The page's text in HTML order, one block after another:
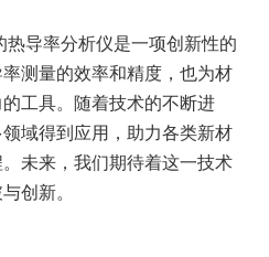
热导率分析仪是一项创新性的
测量的效率和精度，也为材
工具。随着技术的不断进
域得到应用，助力各类新材
未来，我们期待着这一技术
创新。